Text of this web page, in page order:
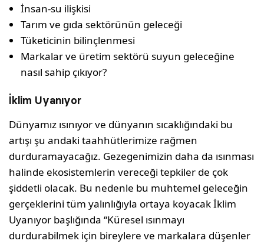
İnsan-su ilişkisi
Tarım ve gıda sektörünün geleceği
Tüketicinin bilinçlenmesi
Markalar ve üretim sektörü suyun geleceğine
nasıl sahip çıkıyor?
İklim Uyanıyor
Dünyamız ısınıyor ve dünyanın sıcaklığındaki bu
artışı şu andaki taahhütlerimize rağmen
durduramayacağız. Gezegenimizin daha da ısınması
halinde ekosistemlerin vereceği tepkiler de çok
şiddetli olacak. Bu nedenle bu muhtemel geleceğin
gerçeklerini tüm yalınlığıyla ortaya koyacak İklim
Uyanıyor başlığında “Küresel ısınmayı
durdurabilmek için bireylere ve markalara düşenler